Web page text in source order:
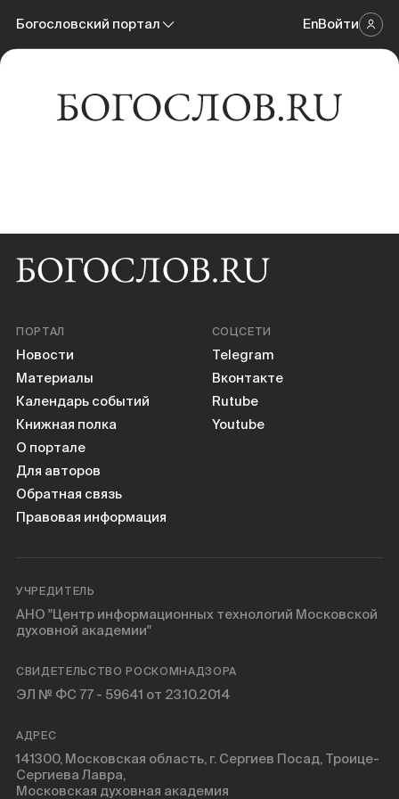
Богословский портал
Богословский портал
EnВойти
Новости
Научные инструменты
ПОРТАЛ
Новости
Материалы
Календарь событий
Книжная полка
О портале
Для авторов
Обратная связь
Правовая информация
СОЦСЕТИ
Telegram
Вконтакте
Rutube
Youtube
УЧРЕДИТЕЛЬ
АНО "Центр информационных технологий Московской
духовной академии"
СВИДЕТЕЛЬСТВО РОСКОМНАДЗОРА
ЭЛ № ФС 77 - 59641 от 23.10.2014
АДРЕС
141300, Московская область, г. Сергиев Посад, Троице-
Сергиева Лавра,
Московская духовная академия